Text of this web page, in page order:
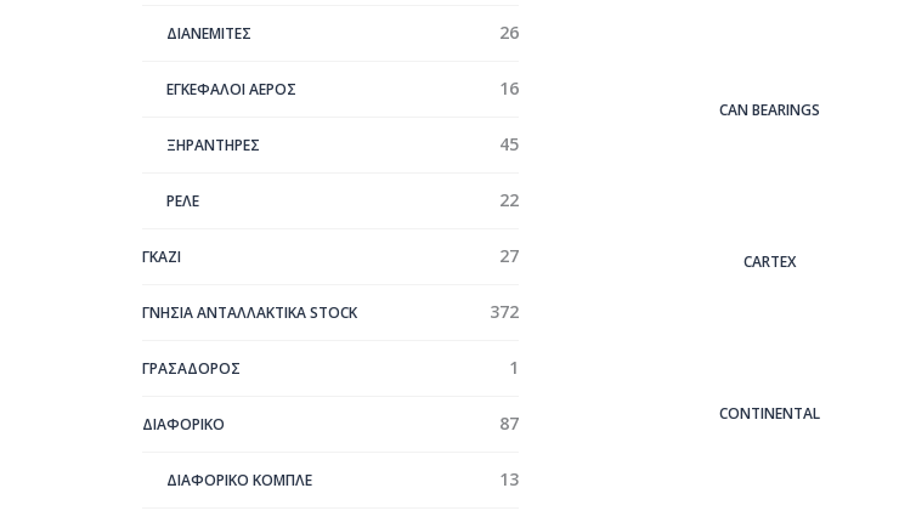
ΔΙΑΝΕΜΙΤΕΣ 26
ΕΓΚΕΦΑΛΟΙ ΑΕΡΟΣ 16
ΞΗΡΑΝΤΗΡΕΣ 45
ΡΕΛΕ 22
ΓΚΑΖΙ 27
ΓΝΗΣΙΑ ΑΝΤΑΛΛΑΚΤΙΚΑ STOCK 372
ΓΡΑΣΑΔΟΡΟΣ 1
ΔΙΑΦΟΡΙΚΟ 87
ΔΙΑΦΟΡΙΚΟ ΚΟΜΠΛΕ 13
CAN BEARINGS
CARTEX
CONTINENTAL